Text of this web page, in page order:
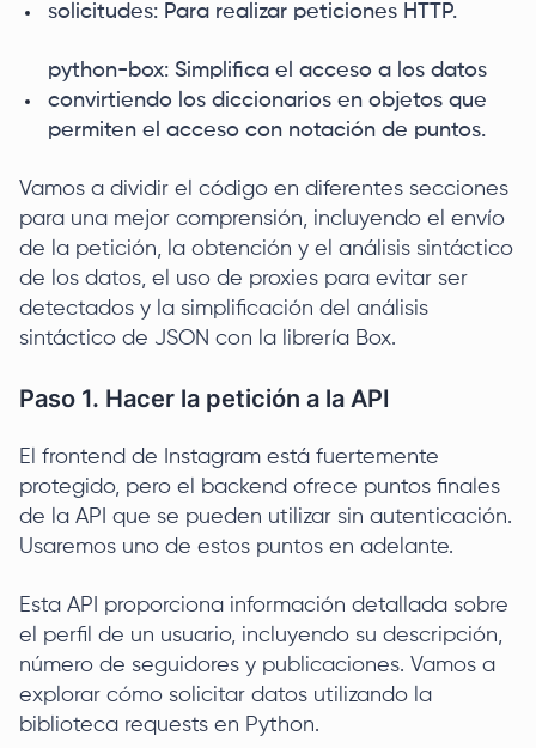
solicitudes: Para realizar peticiones HTTP.
python-box: Simplifica el acceso a los datos
convirtiendo los diccionarios en objetos que
permiten el acceso con notación de puntos.
Vamos a dividir el código en diferentes secciones
para una mejor comprensión, incluyendo el envío
de la petición, la obtención y el análisis sintáctico
de los datos, el uso de proxies para evitar ser
detectados y la simplificación del análisis
sintáctico de JSON con la librería Box.
Paso 1. Hacer la petición a la API
El frontend de Instagram está fuertemente
protegido, pero el backend ofrece puntos finales
de la API que se pueden utilizar sin autenticación.
Usaremos uno de estos puntos en adelante.
Esta API proporciona información detallada sobre
el perfil de un usuario, incluyendo su descripción,
número de seguidores y publicaciones. Vamos a
explorar cómo solicitar datos utilizando la
biblioteca requests en Python.